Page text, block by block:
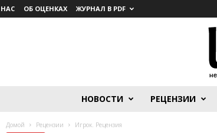
ОБ ОЦЕНКАХ ЖУРНАЛ В PDF
НОВОСТИ РЕЦЕНЗИИ
Домой Рецензии Игрок. Рецензия